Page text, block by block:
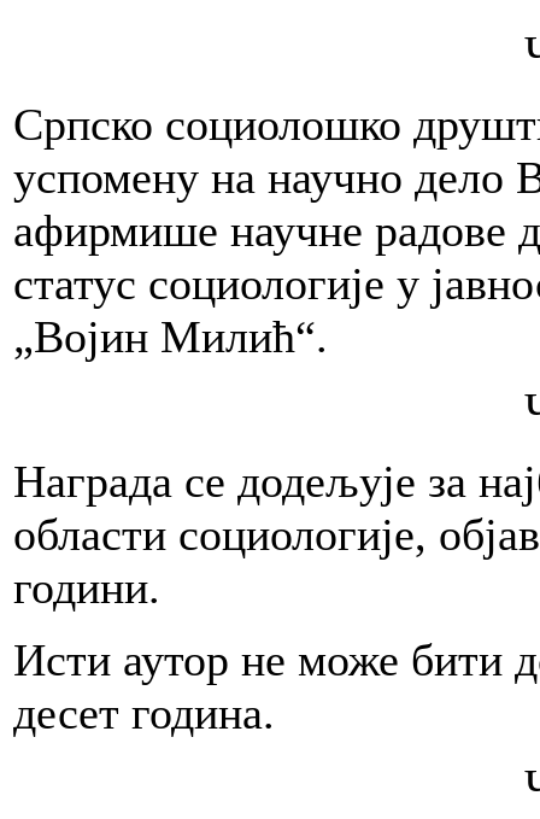
Српско социолошко
успомену на научно дело
афирмише научне радове
статус социологије у
„Војин Милић“.
Награда се додељује за
области социологије,
години.
Исти аутор не може бити
десет година.